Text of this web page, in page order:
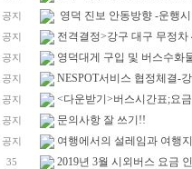
공지 영덕 진보 안동방향 -운행
공지 전격결정>강구 대구 무정차
공지 영덕대게 구입 및 버스수화
공지 NESPOT서비스 협정체결-
공지 <다운받기>버스시간표;요
공지 문의사항 잘 쓰기!!
공지 여행에서의 설레임과 여행
35 2019년 3월 시외버스 요금